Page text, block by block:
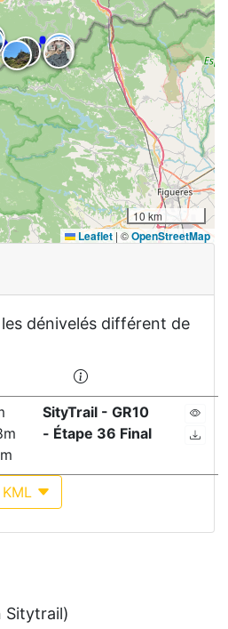
10 km
Leaflet | ©OpenStreetMap
dénivelés différent de
SityTrail - GR10
- Étape 36 Final
Sitytrail)